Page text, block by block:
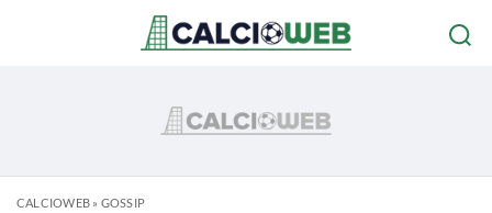
CALCIOWEB» GOSSIP